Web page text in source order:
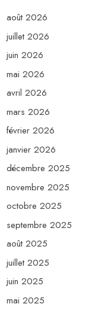
août 2026
juillet 2026
juin 2026
mai 2026
avril 2026
mars 2026
février 2026
janvier 2026
décembre 2025
novembre 2025
octobre 2025
septembre 2025
août 2025
juillet 2025
juin 2025
mai 2025